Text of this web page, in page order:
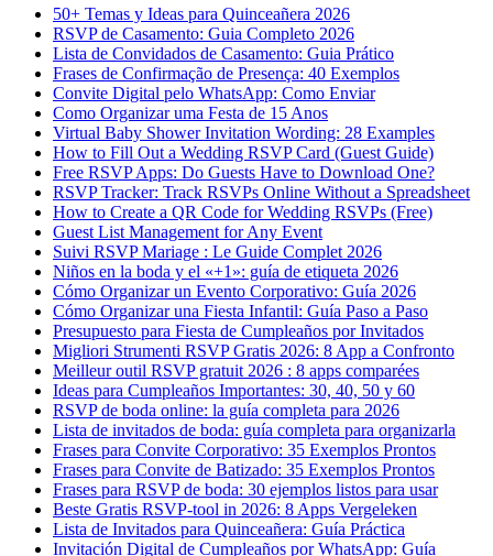
50+ Temas y Ideas para Quinceañera 2026
RSVP de Casamento: Guia Completo 2026
Lista de Convidados de Casamento: Guia Prático
Frases de Confirmação de Presença: 40 Exemplos
Convite Digital pelo WhatsApp: Como Enviar
Como Organizar uma Festa de 15 Anos
Virtual Baby Shower Invitation Wording: 28 Examples
How to Fill Out a Wedding RSVP Card (Guest Guide)
Free RSVP Apps: Do Guests Have to Download One?
RSVP Tracker: Track RSVPs Online Without a Spreadsheet
How to Create a QR Code for Wedding RSVPs (Free)
Guest List Management for Any Event
Suivi RSVP Mariage : Le Guide Complet 2026
Niños en la boda y el «+1»: guía de etiqueta 2026
Cómo Organizar un Evento Corporativo: Guía 2026
Cómo Organizar una Fiesta Infantil: Guía Paso a Paso
Presupuesto para Fiesta de Cumpleaños por Invitados
Migliori Strumenti RSVP Gratis 2026: 8 App a Confronto
Meilleur outil RSVP gratuit 2026 : 8 apps comparées
Ideas para Cumpleaños Importantes: 30, 40, 50 y 60
RSVP de boda online: la guía completa para 2026
Lista de invitados de boda: guía completa para organizarla
Frases para Convite Corporativo: 35 Exemplos Prontos
Frases para Convite de Batizado: 35 Exemplos Prontos
Frases para RSVP de boda: 30 ejemplos listos para usar
Beste Gratis RSVP-tool in 2026: 8 Apps Vergeleken
Lista de Invitados para Quinceañera: Guía Práctica
Invitación Digital de Cumpleaños por WhatsApp: Guía